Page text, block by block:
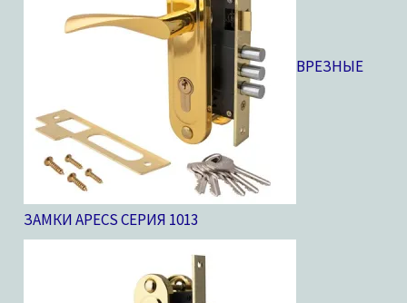
ВРЕЗНЫЕ
ЗАМКИ APECS СЕРИЯ 1013